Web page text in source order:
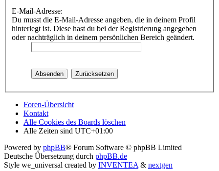
E-Mail-Adresse:
Du musst die E-Mail-Adresse angeben, die in deinem Profil
hinterlegt ist. Diese hast du bei der Registrierung angegeben
oder nachträglich in deinem persönlichen Bereich geändert.
Foren-Übersicht
Kontakt
Alle Cookies des Boards löschen
Alle Zeiten sind UTC+01:00
Powered by phpBB® Forum Software © phpBB Limited
Deutsche Übersetzung durch phpBB.de
Style we_universal created by INVENTEA & nextgen